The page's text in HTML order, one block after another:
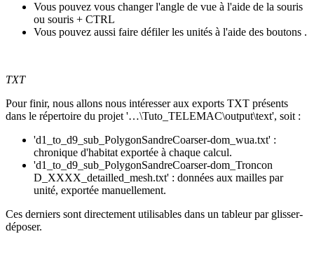
Vous pouvez vous changer l'angle de vue à l'aide de la souris
ou souris + CTRL
Vous pouvez aussi faire défiler les unités à l'aide des boutons .
TXT
Pour finir, nous allons nous intéresser aux exports TXT présents
dans le répertoire du projet '…\Tuto_TELEMAC\output\text', soit :
'd1_to_d9_sub_PolygonSandreCoarser-dom_wua.txt' :
chronique d'habitat exportée à chaque calcul.
'd1_to_d9_sub_PolygonSandreCoarser-dom_Troncon
D_XXXX_detailled_mesh.txt' : données aux mailles par
unité, exportée manuellement.
Ces derniers sont directement utilisables dans un tableur par glisser-
déposer.